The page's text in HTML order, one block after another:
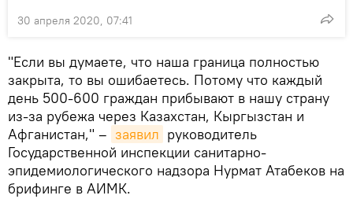
30 апреля 2020, 07:41
"Если вы думаете, что наша граница полностью
закрыта, то вы ошибаетесь. Потому что каждый
день 500-600 граждан прибывают в нашу страну
из-за рубежа через Казахстан, Кыргызстан и
Афганистан," – заявил руководитель
Государственной инспекции санитарно-
эпидемиологического надзора Нурмат Атабеков на
брифинге в АИМК.